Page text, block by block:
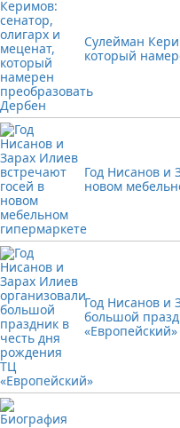
Сулейман
который
Год Нисанов и
новом
Год Нисанов и
большой
«Европейский»